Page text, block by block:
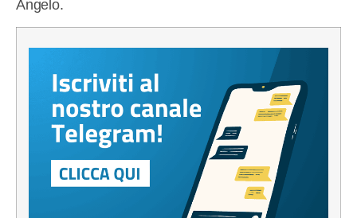
Angelo.